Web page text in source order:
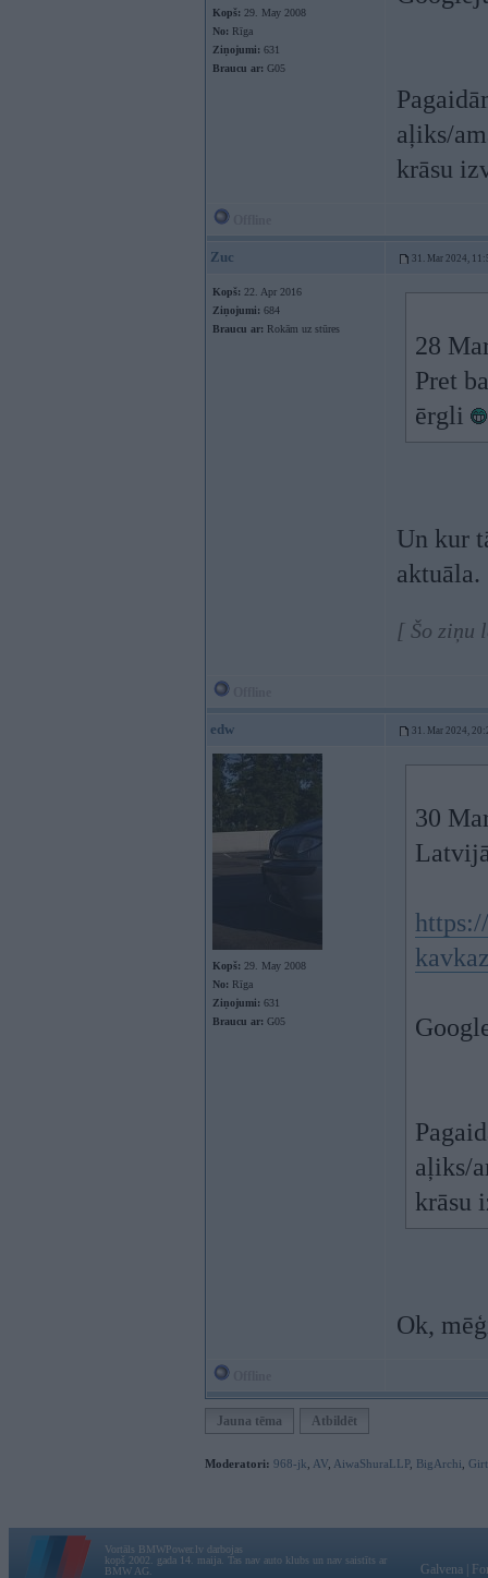
Kopš: 29. May 2008
No: Rīga
Ziņojumi: 631
Braucu ar: G05
aļiks/
krāsu
Zuc 31. Mar 2024,
Kopš: 22. Apr 2016
Ziņojumi: 684
Braucu ar: Rokām uz stūres
28
Pret
ērgli
Un kur
aktuāla.
[ Šo ziņu
edw 31. Mar 2024,
Kopš: 29. May 2008
No: Rīga
Ziņojumi: 631
Braucu ar: G05
30
aļiks/
krāsu
Ok,
Jauna tēma Atbildēt
Moderatori: 968-jk AV AiwaShuraLLP, BigArchi
Vortāls BMWPower.lv darbojas
kopš 2002. gada 14. maija. Tas nav auto klubs un nav saistīts ar
BMW AG.
Galvena